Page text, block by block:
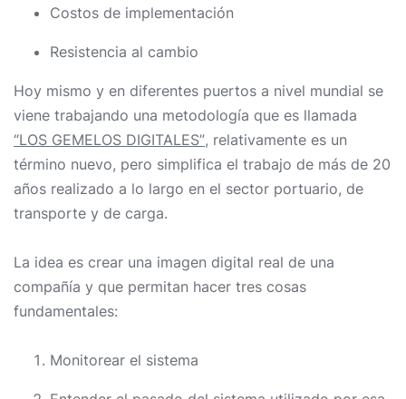
Costos de implementación
Resistencia al cambio
Hoy mismo y en diferentes puertos a nivel mundial se
viene trabajando una metodología que es llamada
“LOS GEMELOS DIGITALES”, relativamente es un
término nuevo, pero simplifica el trabajo de más de 20
años realizado a lo largo en el sector portuario, de
transporte y de carga.
La idea es crear una imagen digital real de una
compañía y que permitan hacer tres cosas
fundamentales:
Monitorear el sistema